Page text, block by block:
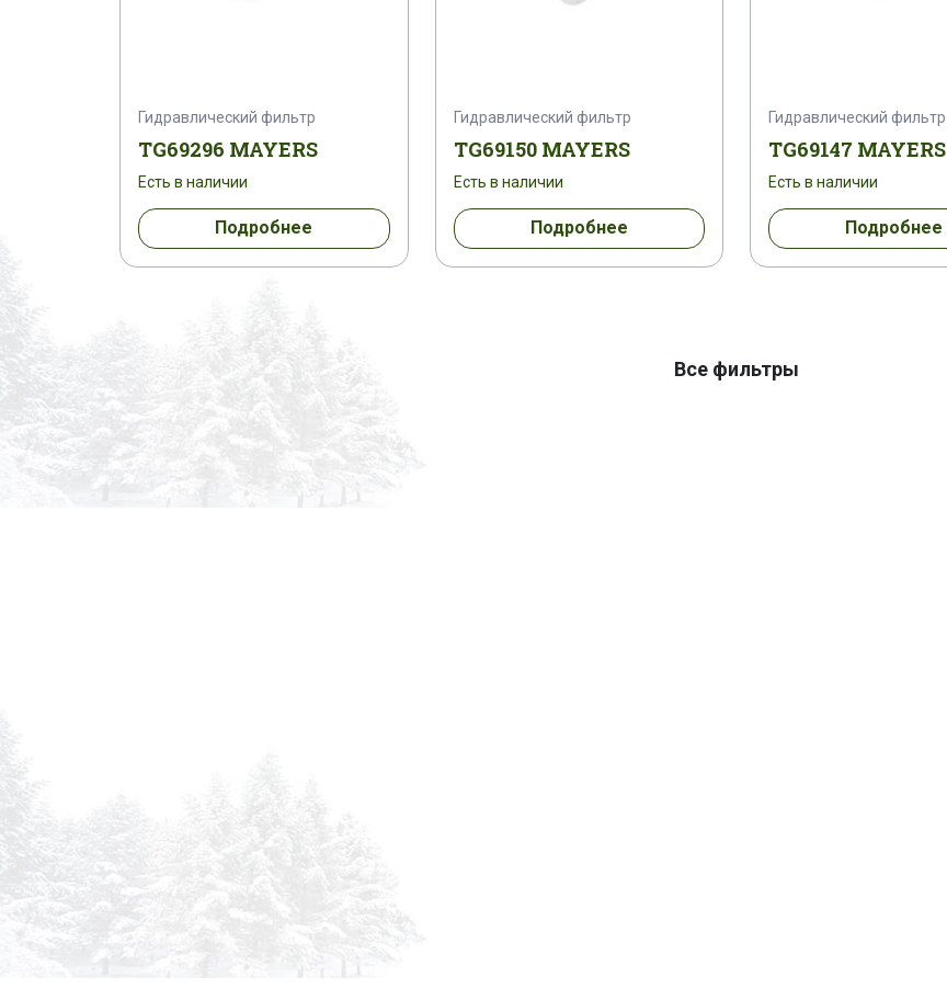
Гидравлический фильтр
TG69296 MAYERS
Есть в наличии
Подробнее
Гидравлический фильтр
TG69150 MAYERS
Есть в наличии
Подробнее
Гидравлический фильтр
TG69147 MAYERS
Есть в наличии
Подробнее
Все фильтры